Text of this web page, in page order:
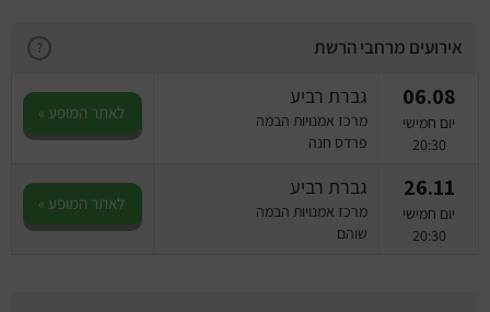
אירועים מרחבי הרשת ?
06.08
יום חמישי
20:30
גברת רביע
מרכז אמנויות הבמה
פרדס חנה
לאתר המופע »
26.11
יום חמישי
20:30
גברת רביע
מרכז אמנויות הבמה
שוהם
לאתר המופע »